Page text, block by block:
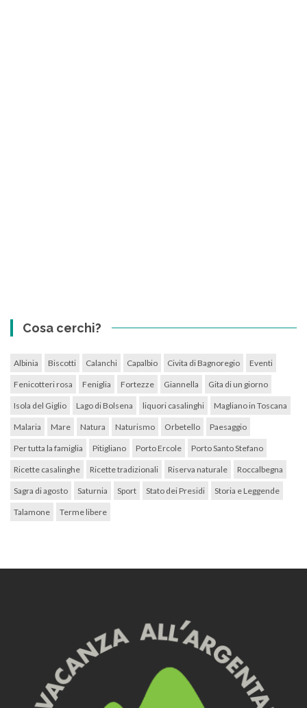
Cosa cerchi?
Albinia Biscotti Calanchi Capalbio Civita di Bagnoregio Eventi
Fenicotteri rosa Feniglia Fortezze Giannella Gita di un giorno
Isola del Giglio Lago di Bolsena liquori casalinghi Magliano in Toscana
Malaria Mare Natura Naturismo Orbetello Paesaggio
Per tutta la famiglia Pitigliano Porto Ercole Porto Santo Stefano
Ricette casalinghe Ricette tradizionali Riserva naturale Roccalbegna
Sagra di agosto Saturnia Sport Stato dei Presidi Storia e Leggende
Talamone Terme libere